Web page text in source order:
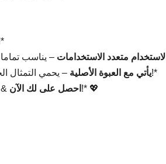
– نادر & حصري ،
الاستخدام متعدد الاستخدامات
يأتي مع العبوة الأصلية​ – يحمي التمثال الخاص بك مع الحفاظ على تجربة إلغاء التزام خاصة!*
احصل على لك الآن ​ & أحضر إلى المنزل فتاة أنيمي المفضلة لديك اليوم!* 💖